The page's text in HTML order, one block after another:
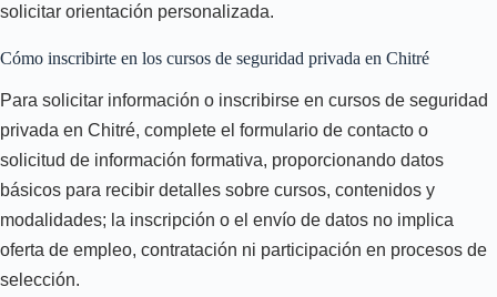
solicitar orientación personalizada.
Cómo inscribirte en los cursos de seguridad privada en Chitré
Para solicitar información o inscribirse en cursos de seguridad
privada en Chitré, complete el formulario de contacto o
solicitud de información formativa, proporcionando datos
básicos para recibir detalles sobre cursos, contenidos y
modalidades; la inscripción o el envío de datos no implica
oferta de empleo, contratación ni participación en procesos de
selección.